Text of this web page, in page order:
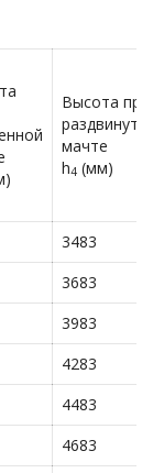
Высота при
мачте
h4 (мм)
3483
3683
3983
4283
4483
4683